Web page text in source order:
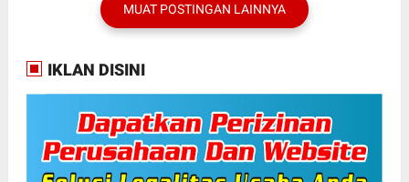
MUAT POSTINGAN LAINNYA
IKLAN DISINI